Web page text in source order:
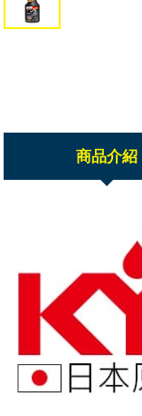
商品介紹